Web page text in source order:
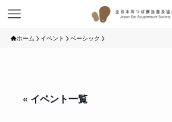
ホーム イベント ベーシック
« イベント一覧